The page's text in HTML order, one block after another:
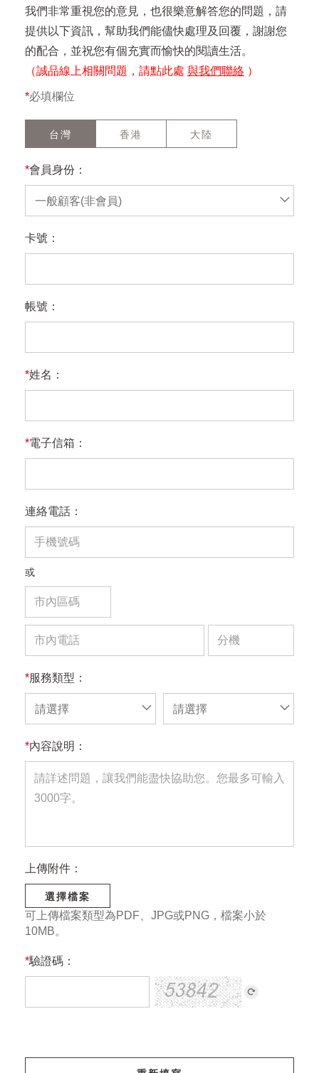
我們非常重視您的意見，也很樂意解答您的問題，請
提供以下資訊，幫助我們能儘快處理及回覆，謝謝您
的配合，並祝您有個充實而愉快的閱讀生活。
（誠品線上相關問題，請點此處 與我們聯絡 ）
*必填欄位
台灣 香港 大陸
*會員身份：
一般顧客(非會員)
卡號：
帳號：
*姓名：
*電子信箱：
連絡電話：
或
*服務類型：
請選擇 請選擇
*內容說明：
上傳附件：
選擇檔案
可上傳檔案類型為PDF、JPG或PNG，檔案小於
10MB。
*驗證碼：